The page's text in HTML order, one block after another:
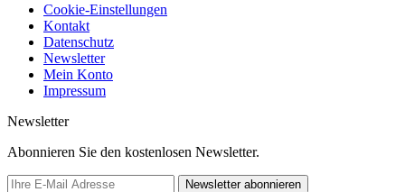
Cookie-Einstellungen
Kontakt
Datenschutz
Newsletter
Mein Konto
Impressum
Newsletter
Abonnieren Sie den kostenlosen Newsletter.
Newsletter abonnieren